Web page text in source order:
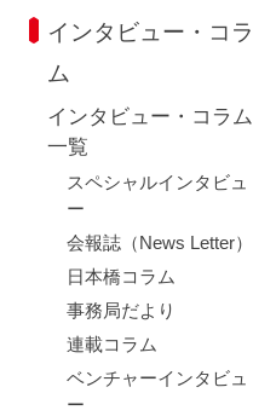
インタビュー・コラ
ム
インタビュー・コラム
一覧
スペシャルインタビュ
ー
会報誌（News Letter）
日本橋コラム
事務局だより
連載コラム
ベンチャーインタビュ
ー